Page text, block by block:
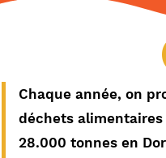
Chaque année, on
déchets
28.000 tonnes en